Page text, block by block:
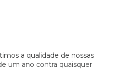
a qualidade de nossas
um ano contra quaisquer